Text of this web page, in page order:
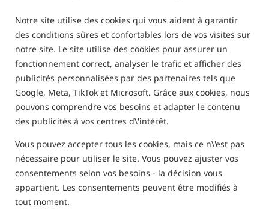
Notre site utilise des cookies qui vous aident à garantir
des conditions sûres et confortables lors de vos visites sur
notre site. Le site utilise des cookies pour assurer un
fonctionnement correct, analyser le trafic et afficher des
publicités personnalisées par des partenaires tels que
Google, Meta, TikTok et Microsoft. Grâce aux cookies, nous
pouvons comprendre vos besoins et adapter le contenu
des publicités à vos centres d\'intérêt.
Vous pouvez accepter tous les cookies, mais ce n\'est pas
nécessaire pour utiliser le site. Vous pouvez ajuster vos
consentements selon vos besoins - la décision vous
appartient. Les consentements peuvent être modifiés à
tout moment.